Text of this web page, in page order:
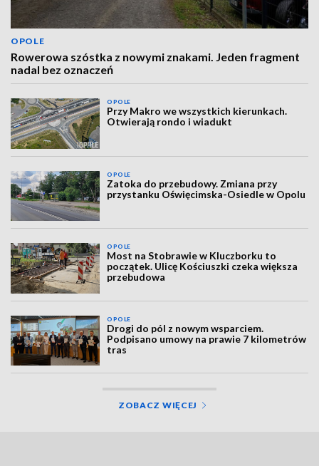
OPOLE
Rowerowa szóstka z nowymi znakami. Jeden fragment
nadal bez oznaczeń
OPOLE
Przy Makro we wszystkich kierunkach.
Otwierają rondo i wiadukt
OPOLE
Zatoka do przebudowy. Zmiana przy
przystanku Oświęcimska-Osiedle w Opolu
OPOLE
Most na Stobrawie w Kluczborku to
początek. Ulicę Kościuszki czeka większa
przebudowa
OPOLE
Drogi do pól z nowym wsparciem.
Podpisano umowy na prawie 7 kilometrów
tras
ZOBACZ WIĘCEJ